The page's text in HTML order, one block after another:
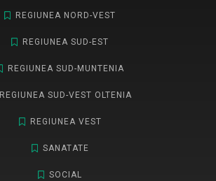
REGIUNEA NORD-VEST
REGIUNEA SUD-EST
REGIUNEA SUD-MUNTENIA
REGIUNEA SUD-VEST OLTENIA
REGIUNEA VEST
SANATATE
SOCIAL